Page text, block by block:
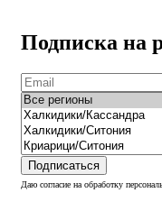
Подписка на
Подписаться
Даю согласие на обработку